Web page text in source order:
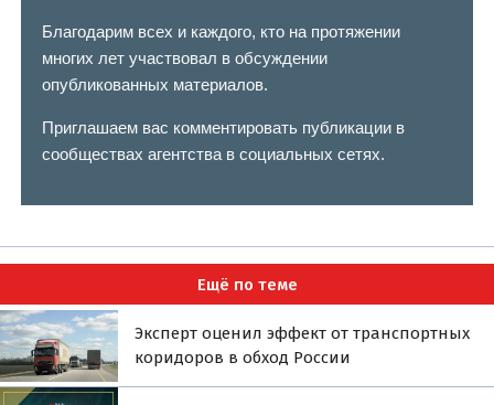
Благодарим всех и каждого, кто на протяжении
многих лет участвовал в обсуждении
опубликованных материалов.
Приглашаем вас комментировать публикации в
сообществах агентства в социальных сетях.
Ещё по теме
Эксперт оценил эффект от транспортных
коридоров в обход России